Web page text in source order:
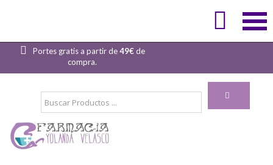

INICIAR SESIÓN
Portes gratis a partir de49€de
compra.